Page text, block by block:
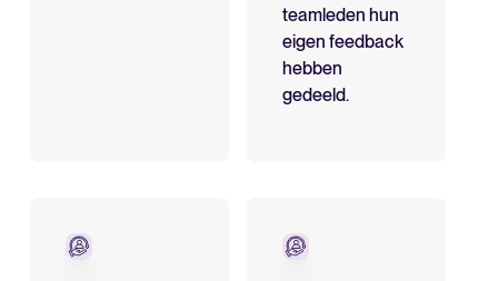
teamleden hun
eigen feedback
hebben
gedeeld.